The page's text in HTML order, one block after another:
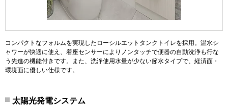
コンパクトなフォルムを実現したローシルエットタンクトイレを採用。温水シ
ャワーが快適に使え、着座センサーによりノンタッチで便器の自動洗浄も行な
う先進の機能付きです。また、洗浄使用水量が少ない節水タイプで、経済面・
環境面に優しい仕様です。
太陽光発電システム